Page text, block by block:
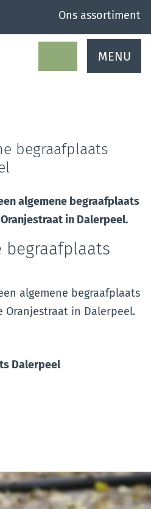
Ons assortiment
MENU
begraafplaats
algemene begraafplaats
in Dalerpeel.
begraafplaats
algemene begraafplaats
Oranjestraat in Dalerpeel.
Dalerpeel